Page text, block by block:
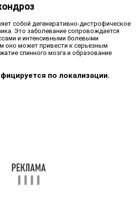
собой дегенеративно-дистрофическое
Это заболевание сопровождается
и интенсивными болевыми
оно может привести к серьезным
спинного мозга и образование
по локализации.